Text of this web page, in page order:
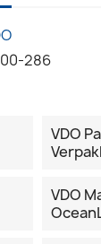
286
VDO
VDO